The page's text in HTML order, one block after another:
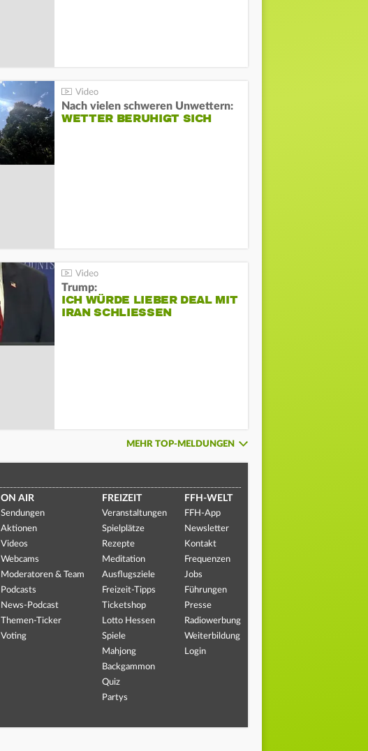
Nach vielen schweren Unwettern:
WETTER BERUHIGT SICH
Trump:
ICH WÜRDE LIEBER DEAL MIT
IRAN SCHLIESSEN
MEHR TOP-MELDUNGEN
ON AIR
Sendungen
Aktionen
Videos
Webcams
Moderatoren & Team
Podcasts
News-Podcast
Themen-Ticker
Voting
FREIZEIT
Veranstaltungen
Spielplätze
Rezepte
Meditation
Ausflugsziele
Freizeit-Tipps
Ticketshop
Lotto Hessen
Spiele
Mahjong
Backgammon
Quiz
Partys
FFH-WELT
FFH-App
Newsletter
Kontakt
Frequenzen
Jobs
Führungen
Presse
Radiowerbung
Weiterbildung
Login